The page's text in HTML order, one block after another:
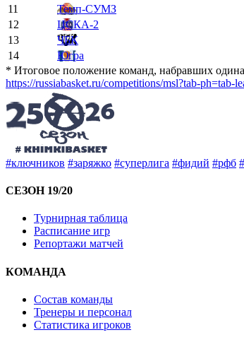
11
Темп-СУМЗ
12
ЦСКА-2
13
ЧБК
14
Югра
* Итоговое положение команд, набравших
https://russiabasket.ru/competitions/msl?tab-ph=tab-
#ключников #заряжко #суперлига #фидий #рфб
СЕЗОН 19/20
Турнирная таблица
Расписание игр
Репортажи матчей
КОМАНДА
Состав команды
Тренеры и персонал
Статистика игроков